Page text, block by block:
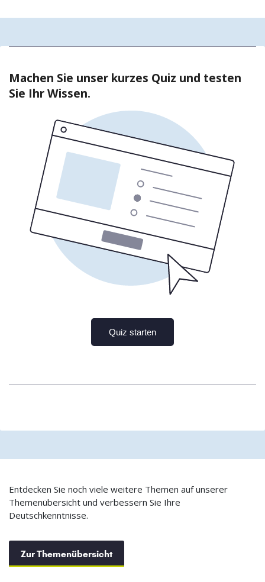
Entdecken Sie noch viele weitere Themen auf unserer
Themenübersicht und verbessern Sie Ihre
Deutschkenntnisse.
Zur Themenübersicht